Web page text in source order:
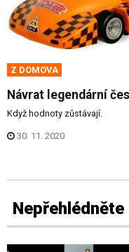
Z DOMOVA
Návrat legendární
Když hodnoty zůstávají.
30. 11. 2020
Nepřehlédněte